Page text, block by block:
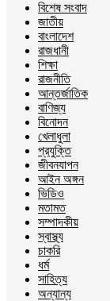
বিশেষ সংবাদ
জাতীয়
বাংলাদেশ
রাজধানী
শিক্ষা
রাজনীতি
আন্তর্জাতিক
বাণিজ্য
বিনোদন
খেলাধুলা
প্রযুক্তি
জীবনযাপন
আইন অঙ্গন
ভিডিও
মতামত
সম্পাদকীয়
স্বাস্থ্য
চাকরি
ধর্ম
সাহিত্য
অন্যান্য